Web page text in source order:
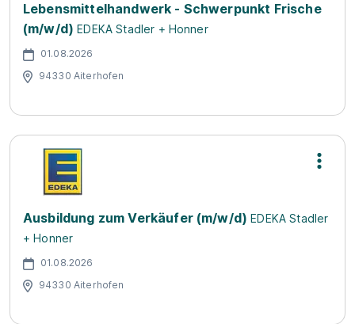
Lebensmittelhandwerk - Schwerpunkt Frische
(m/w/d) EDEKA Stadler + Honner
01.08.2026
94330 Aiterhofen
Ausbildung zum Verkäufer (m/w/d) EDEKA Stadler
+ Honner
01.08.2026
94330 Aiterhofen